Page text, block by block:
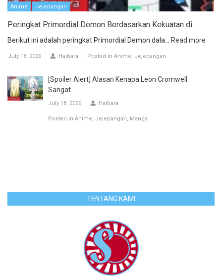
Anime Jejepangan
Peringkat Primordial Demon Berdasarkan Kekuatan di...
Berikut ini adalah peringkat Primordial Demon dala... Read more
July 18, 2026 Haibara Posted in Anime Jejepangan
[Spoiler Alert] Alasan Kenapa Leon Cromwell
Sangat...
July 18, 2026 Haibara
Posted in Anime Jejepangan Manga
TENTANG KAMI